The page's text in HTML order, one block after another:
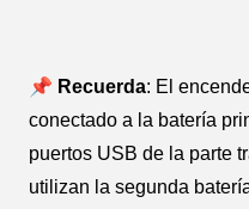
📌 Recuerda: El
conectado a la batería
puertos USB de la parte
utilizan la segunda